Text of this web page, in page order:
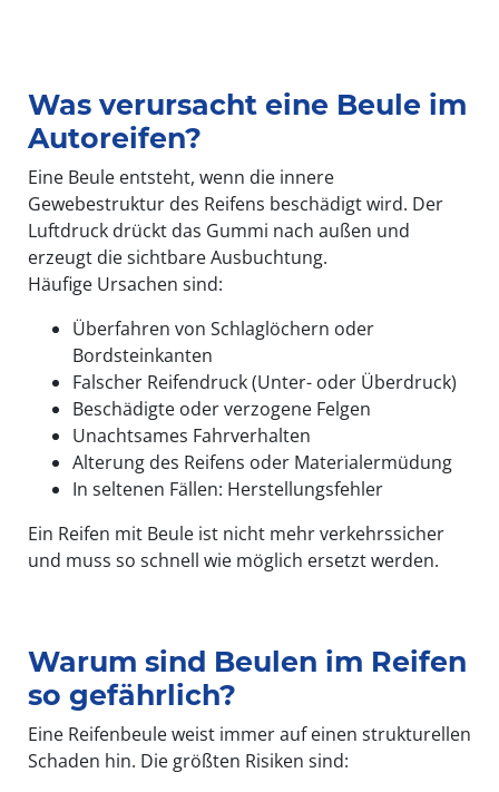
Was verursacht eine Beule im
Autoreifen?
Eine Beule entsteht, wenn die innere
Gewebestruktur des Reifens beschädigt wird. Der
Luftdruck drückt das Gummi nach außen und
erzeugt die sichtbare Ausbuchtung.
Häufige Ursachen sind:
Überfahren von Schlaglöchern oder
Bordsteinkanten
Falscher Reifendruck (Unter- oder Überdruck)
Beschädigte oder verzogene Felgen
Unachtsames Fahrverhalten
Alterung des Reifens oder Materialermüdung
In seltenen Fällen: Herstellungsfehler
Ein Reifen mit Beule ist nicht mehr verkehrssicher
und muss so schnell wie möglich ersetzt werden.
Warum sind Beulen im Reifen
so gefährlich?
Eine Reifenbeule weist immer auf einen strukturellen
Schaden hin. Die größten Risiken sind: